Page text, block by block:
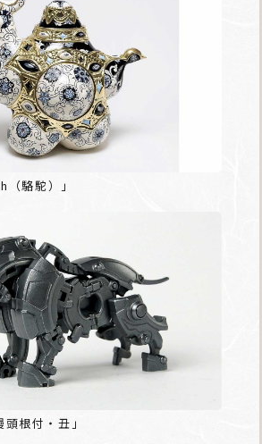
駱駝）」
根付・丑」